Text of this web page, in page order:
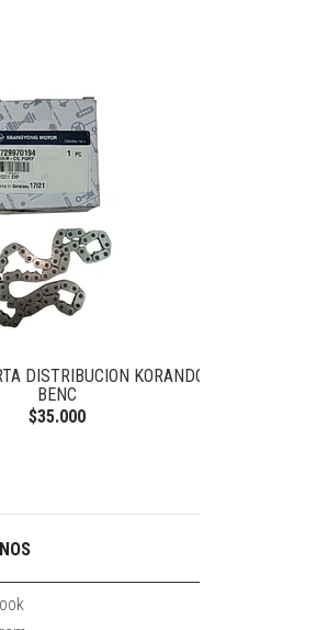
DISTRIBUCION KORANDO
BENC
$35.000